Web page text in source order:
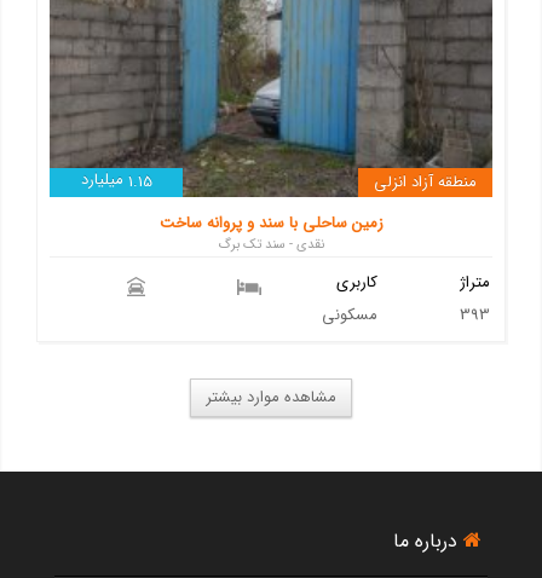
1.15 میلیارد
منطقه آزاد انزلی
زمین ساحلی با سند و پروانه ساخت
نقدی - سند تک برگ
کاربری
مسکونی
متراژ
393
مشاهده موارد بیشتر
درباره ما